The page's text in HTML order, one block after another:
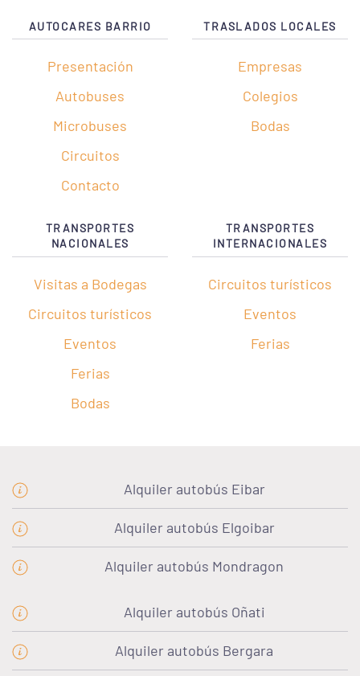
AUTOCARES BARRIO
Presentación
Autobuses
Microbuses
Circuitos
Contacto
TRASLADOS LOCALES
Empresas
Colegios
Bodas
TRANSPORTES
NACIONALES
Visitas a Bodegas
Circuitos turísticos
Eventos
Ferias
Bodas
TRANSPORTES
INTERNACIONALES
Circuitos turísticos
Eventos
Ferias
Alquiler autobús Eibar
Alquiler autobús Elgoibar
Alquiler autobús Mondragon
Alquiler autobús Oñati
Alquiler autobús Bergara